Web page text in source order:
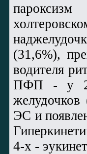
(31,6%),
водителя
ПФП - у 2
ЭС и
4-х -